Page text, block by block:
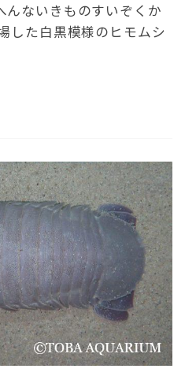
んないきものすいぞくか
した白黒模様のヒモムシ